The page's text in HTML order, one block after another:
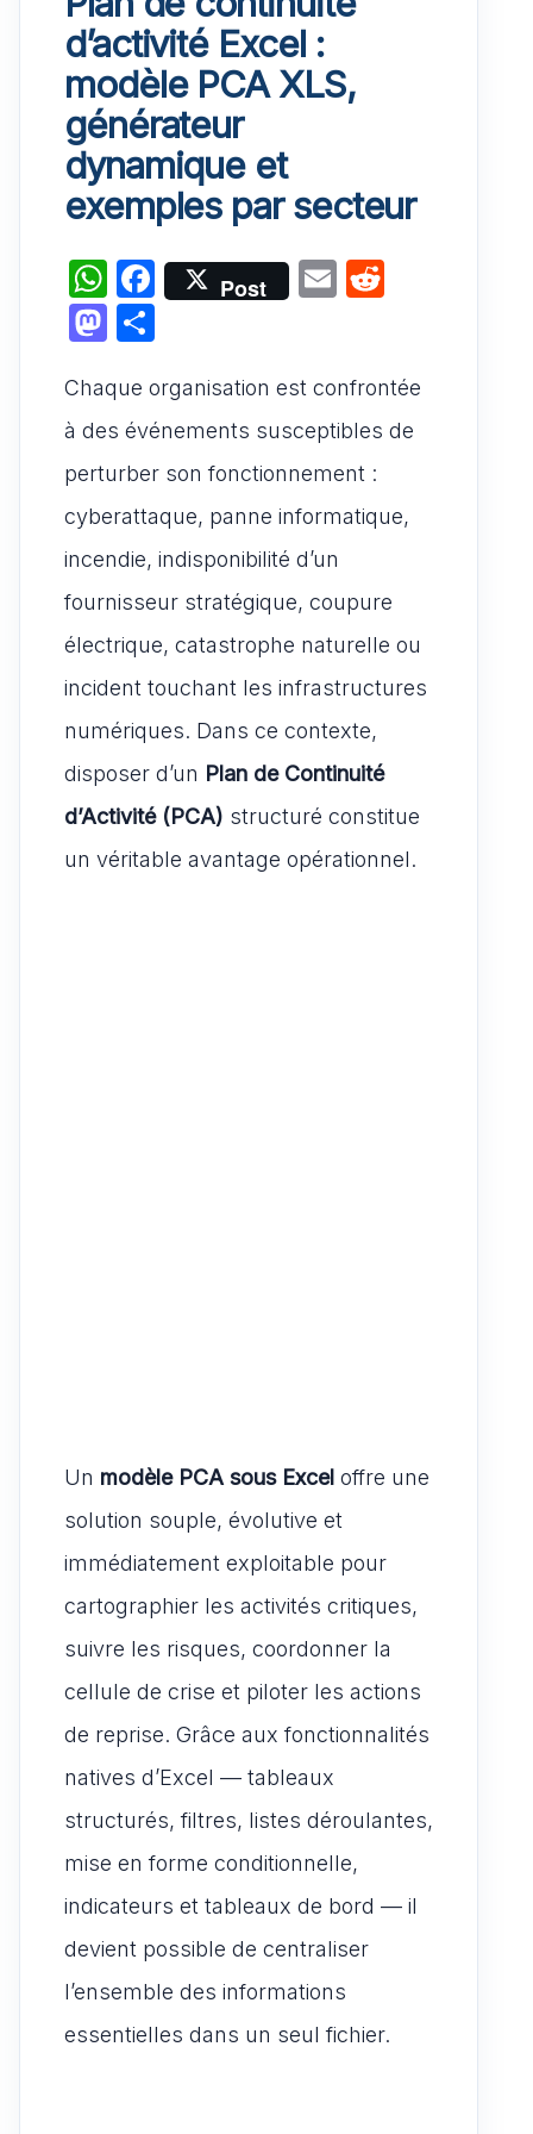
d’activité Excel :
modèle PCA XLS,
générateur
dynamique et
exemples par secteur
W
h
at
s
A
p
p
F
a
e
b
o
o
k
Post
E
l
di
t
M
st
o
d
o
n
ta
g
er
Chaque organisation est confrontée
à des événements susceptibles de
perturber son fonctionnement :
cyberattaque, panne informatique,
incendie, indisponibilité d’un
fournisseur stratégique, coupure
électrique, catastrophe naturelle ou
incident touchant les infrastructures
numériques. Dans ce contexte,
disposer d’un Plan de Continuité
d’Activité (PCA) structuré constitue
un véritable avantage opérationnel.
Un modèle PCA sous Excel offre une
solution souple, évolutive et
immédiatement exploitable pour
cartographier les activités critiques,
suivre les risques, coordonner la
cellule de crise et piloter les actions
de reprise. Grâce aux fonctionnalités
natives d’Excel — tableaux
structurés, filtres, listes déroulantes,
mise en forme conditionnelle,
indicateurs et tableaux de bord — il
devient possible de centraliser
l’ensemble des informations
essentielles dans un seul fichier.